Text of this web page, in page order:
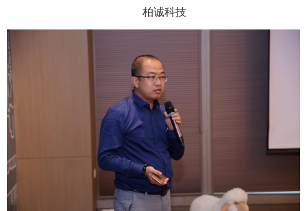
柏诚科技